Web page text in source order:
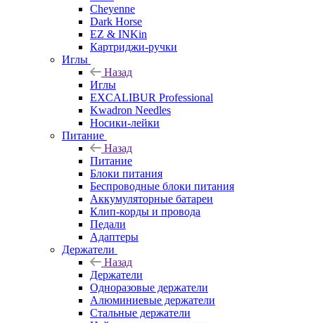
Cheyenne
Dark Horse
EZ & INKin
Картриджи-ручки
Иглы
Назад
Иглы
EXCALIBUR Professional
Kwadron Needles
Носики-лейки
Питание
Назад
Питание
Блоки питания
Беспроводные блоки питания
Аккумуляторные батареи
Клип-корды и провода
Педали
Адаптеры
Держатели
Назад
Держатели
Одноразовые держатели
Алюминиевые держатели
Стальные держатели